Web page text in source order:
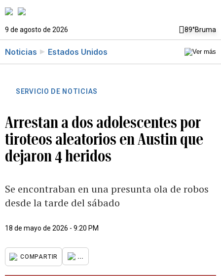
9 de agosto de 2026 89°Bruma
Noticias Estados Unidos
SERVICIO DE NOTICIAS
Arrestan a dos adolescentes por
tiroteos aleatorios en Austin que
dejaron 4 heridos
Se encontraban en una presunta ola de robos
desde la tarde del sábado
18 de mayo de 2026 - 9:20 PM
COMPARTIR ...